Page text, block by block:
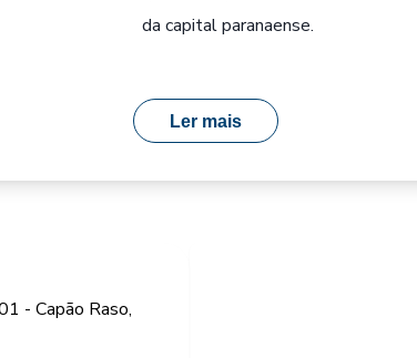
da capital paranaense.
Ler mais
- Capão Raso,